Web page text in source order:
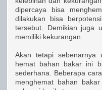
dipercaya bisa
dilakukan bisa
tersebut. Demikian juga
memiliki kekurangan.
Akan tetapi sebenarnya
hemat bahan bakar ini
sederhana. Beberapa
menghemat bahan